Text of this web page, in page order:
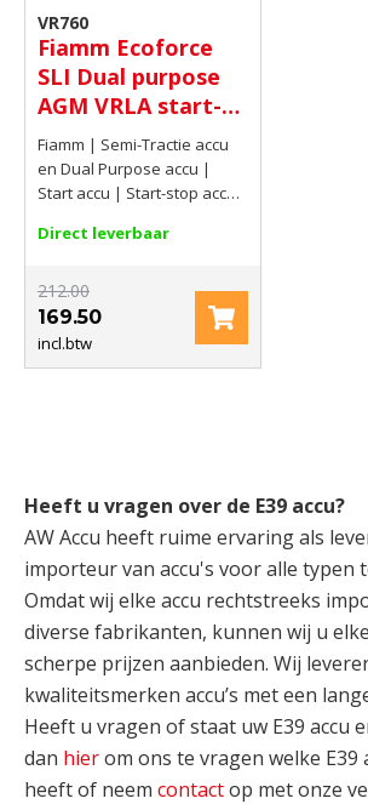
VR760
Fiamm Ecoforce
SLI Dual purpose
AGM VRLA start-
stop accu 12V
70Ah(20hrs) 760
AMP CCA EN
Fiamm | Semi-Tractie accu
en Dual Purpose accu |
Start accu | Start-stop accu |
accu | 12V | 70Ah(20hrs) |
Direct leverbaar
212.00
169.50
incl.btw
Heeft u vragen over de E39 accu?
AW Accu heeft ruime ervaring als
importeur van accu's voor alle typen
Omdat wij elke accu rechtstreeks
diverse fabrikanten, kunnen wij u
scherpe prijzen aanbieden. Wij
kwaliteitsmerken accu’s met een
Heeft u vragen of staat uw E39 accu
dan hierom ons te vragen welke E39
heeft of neem contactop met onze